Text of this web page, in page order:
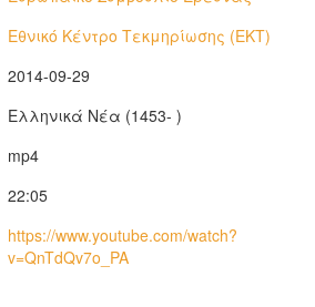
Εθνικό Κέντρο Τεκμηρίωσης (ΕΚΤ)
2014-09-29
Ελληνικά Νέα (1453- )
mp4
22:05
https://www.youtube.com/watch?
v=QnTdQv7o_PA